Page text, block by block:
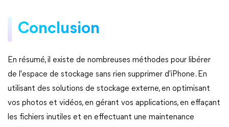
Conclusion
En résumé, il existe de nombreuses méthodes pour libérer
de l'espace de stockage sans rien supprimer d'iPhone. En
utilisant des solutions de stockage externe, en optimisant
vos photos et vidéos, en gérant vos applications, en effaçant
les fichiers inutiles et en effectuant une maintenance